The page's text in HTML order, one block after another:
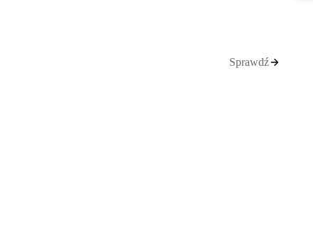
Sprawdź